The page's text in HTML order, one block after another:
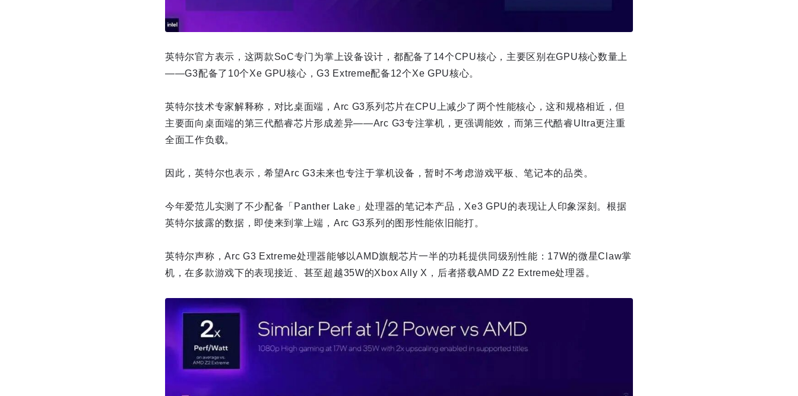
英特尔官方表示，这两款SoC专门为掌上设备设计，都配备了14个CPU核心，主要区别在GPU核心数量上
——G3配备了10个Xe GPU核心，G3 Extreme配备12个Xe GPU核心。
英特尔技术专家解释称，对比桌面端，Arc G3系列芯片在CPU上减少了两个性能核心，这和规格相近，但
主要面向桌面端的第三代酷睿芯片形成差异——Arc G3专注掌机，更强调能效，而第三代酷睿Ultra更注重
全面工作负载。
因此，英特尔也表示，希望Arc G3未来也专注于掌机设备，暂时不考虑游戏平板、笔记本的品类。
今年爱范儿实测了不少配备「Panther Lake」处理器的笔记本产品，Xe3 GPU的表现让人印象深刻。根据
英特尔披露的数据，即使来到掌上端，Arc G3系列的图形性能依旧能打。
英特尔声称，Arc G3 Extreme处理器能够以AMD旗舰芯片一半的功耗提供同级别性能：17W的微星Claw掌
机，在多款游戏下的表现接近、甚至超越35W的Xbox Ally X，后者搭载AMD Z2 Extreme处理器。